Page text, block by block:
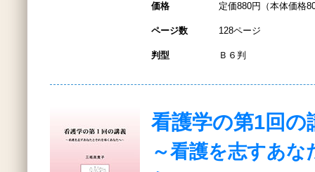
価格 定価880円（本体価格
ページ数 128ページ
判型 Ｂ６判
看護学の第1回の
～看護を志すあ